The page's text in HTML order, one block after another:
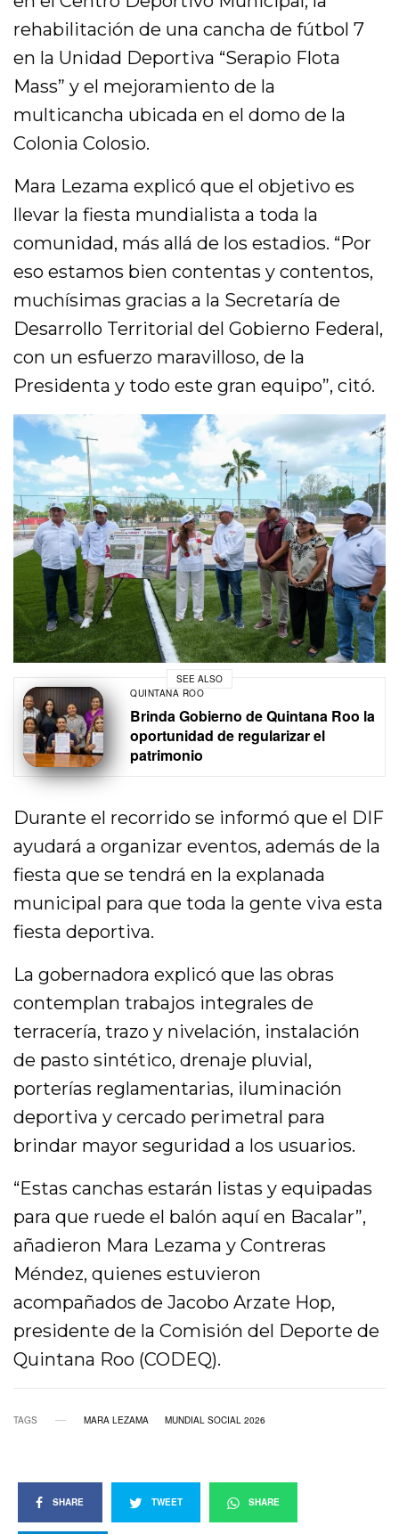
rehabilitación de una cancha de fútbol 7
en la Unidad Deportiva “Serapio Flota
Mass” y el mejoramiento de la
multicancha ubicada en el domo de la
Colonia Colosio.
Mara Lezama explicó que el objetivo es
llevar la fiesta mundialista a toda la
comunidad, más allá de los estadios. “Por
eso estamos bien contentas y contentos,
muchísimas gracias a la Secretaría de
Desarrollo Territorial del Gobierno Federal,
con un esfuerzo maravilloso, de la
Presidenta y todo este gran equipo”, citó.
SEE ALSO
QUINTANA ROO
Brinda Gobierno de Quintana Roo la
oportunidad de regularizar el
patrimonio
Durante el recorrido se informó que el DIF
ayudará a organizar eventos, además de la
fiesta que se tendrá en la explanada
municipal para que toda la gente viva esta
fiesta deportiva.
La gobernadora explicó que las obras
contemplan trabajos integrales de
terracería, trazo y nivelación, instalación
de pasto sintético, drenaje pluvial,
porterías reglamentarias, iluminación
deportiva y cercado perimetral para
brindar mayor seguridad a los usuarios.
“Estas canchas estarán listas y equipadas
para que ruede el balón aquí en Bacalar”,
añadieron Mara Lezama y Contreras
Méndez, quienes estuvieron
acompañados de Jacobo Arzate Hop,
presidente de la Comisión del Deporte de
Quintana Roo (CODEQ).
TAGS MARA LEZAMA MUNDIAL SOCIAL 2026
SHARE TWEET SHARE